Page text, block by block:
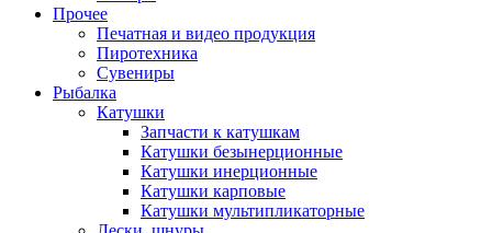
Прочее
Печатная и видео продукция
Пиротехника
Сувениры
Рыбалка
Катушки
Запчасти к катушкам
Катушки безынерционные
Катушки инерционные
Катушки карповые
Катушки мультипликаторные